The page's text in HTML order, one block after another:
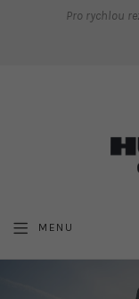
Pro rychlou
MENU